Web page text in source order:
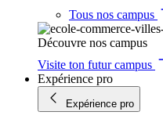
Tous nos campus
Découvre nos campus
Visite ton futur campus
Expérience pro
Expérience pro